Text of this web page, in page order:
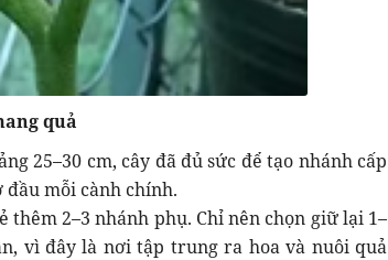
quả
25–30 cm, cây đã đủ sức để tạo nhánh cấp
đầu mỗi cành chính.
thêm 2–3 nhánh phụ. Chỉ nên chọn giữ lại 1–
vì đây là nơi tập trung ra hoa và nuôi quả